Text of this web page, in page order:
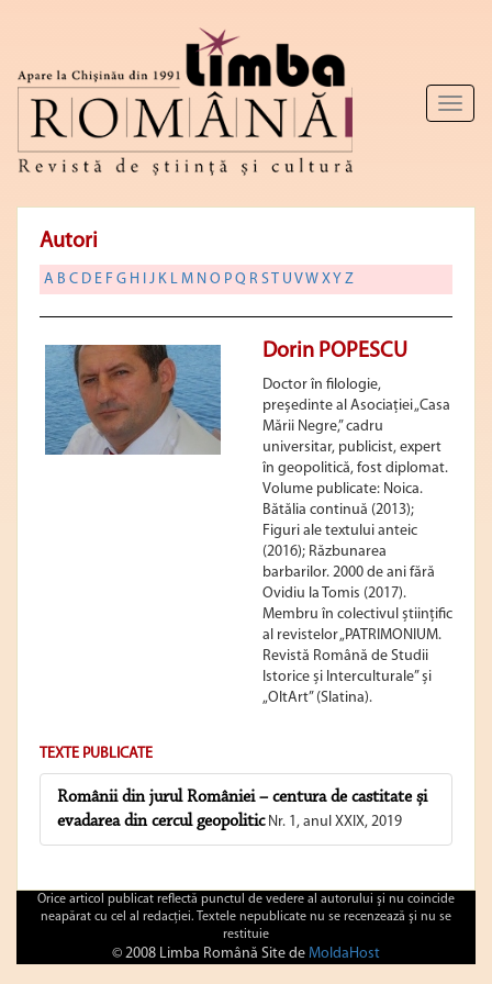
Toggle
Autori
A B C D E F G H I J K L M N O P Q R S T U VW X Y Z
Dorin POPESCU
Doctor în filologie,
președinte al Asociației „Casa
Mării Negre,” cadru
universitar, publicist, expert
în geopolitică, fost diplomat.
Volume publicate: Noica.
Bătălia continuă (2013);
Figuri ale textului anteic
(2016); Răzbunarea
barbarilor. 2000 de ani fără
Ovidiu la Tomis (2017).
Membru în colectivul științific
al revistelor „PATRIMONIUM.
Revistă Română de Studii
Istorice și Interculturale” și
„OltArt” (Slatina).
TEXTE PUBLICATE
Românii din jurul României – centura de castitate și
evadarea din cercul geopoliticNr. 1, anul XXIX, 2019
Orice articol publicat reflectă punctul de vedere al autorului şi nu coincide
neapărat cu cel al redacţiei. Textele nepublicate nu se recenzează şi nu se
restituie
© 2008 Limba Română Site de MoldaHost